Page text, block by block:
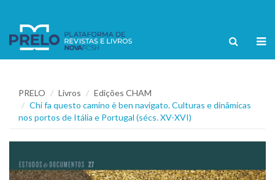
PRELO Livros
Edições CHAM
Chi fa questo camino è ben navigato. Culturas e dinâmicas
nos portos de Itália e Portugal (sécs. XV-XVI)